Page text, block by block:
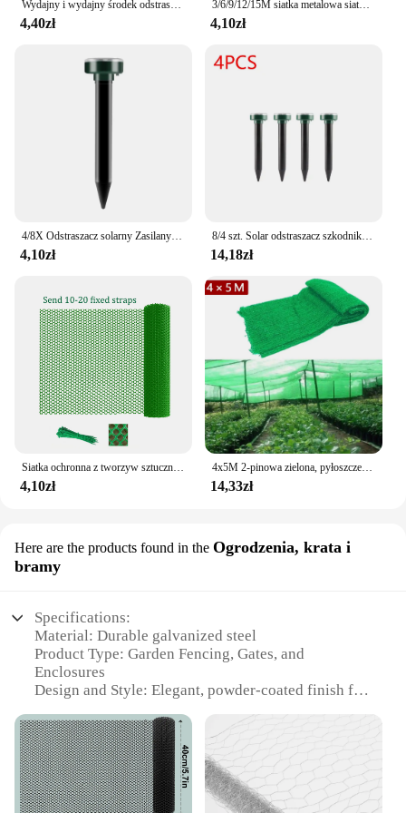
Wydajny i wydajny środek odstraszający krety zasilany energią słoneczną ze śrubą, soniczny środek odstraszający ślimak do trawnika, środek odstraszający gruntowy na zewnątrz
4,40zł
3/6/9/12/15M siatka metalowa siatka druciana królik ochrona gryzoni filtr siatkowy ze stali nierdzewnej siatka druciana siatka ogrodowa do wypełniacza otworów
4,10zł
4/8X Odstraszacz solarny Zasilany ultradźwiękowy Sonic Mouse Mole Pest Odstraszacz gryzoni Fala wibracyjna Podwórko Ogród na zewnątrz Trawnik Farm Field
4,10zł
8/4 szt. Solar odstraszacz szkodników ultradźwiękowy odstraszacz zwierząt odstraszający kret Gopher norek wąż gryzoni odstraszający narzędzie do zwalczania szkodników
14,18zł
Siatka ochronna z tworzyw sztucznych, ogród hodowli drobiu, domowy balkon, siatka ochronna z tworzyw sztucznych, siatka chroniące przed upadkiem
4,10zł
4x5M 2-pinowa zielona, pyłoszczelna siatka uziemiająca Osłona na plac budowy Siatki na gleby Siatka zacieniająca chroniąca środowisko
14,33zł
Here are the products found in the Ogrodzenia, krata i
bramy
Specifications:
Material: Durable galvanized steel
Product Type: Garden Fencing, Gates, and
Enclosures
Design and Style: Elegant, powder-coated finish for
Usage and Purpose: Ideal for residential and
commercial use
Typical Adaptive Scenario: Perfect for securing
properties, pets, and children
Shape or Size or Weight or Quantity: Available in